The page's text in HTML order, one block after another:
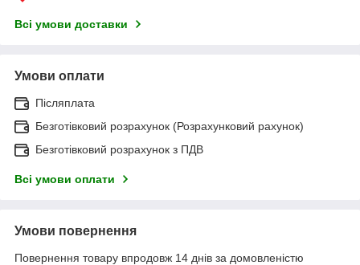
Всі умови доставки
Умови оплати
Післяплата
Безготівковий розрахунок (Розрахунковий рахунок)
Безготівковий розрахунок з ПДВ
Всі умови оплати
Умови повернення
Повернення товару впродовж 14 днів за домовленістю